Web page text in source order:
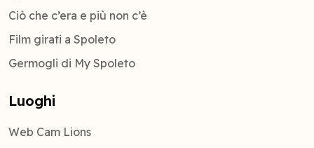
Ciò che c’era e più non c’è
Film girati a Spoleto
Germogli di My Spoleto
Luoghi
Web Cam Lions